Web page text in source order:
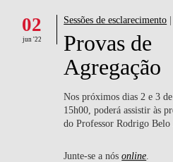
DOCENTES E INVESTIGAÇÃO
COMUNIDADE
LIFE AT NOVA SBE
02
jun '22
Sessões de esclarecimento
Provas de
Agregação
Nos próximos dias 2 e 3
15h00, poderá assistir às
do Professor Rodrigo Belo .
Junte-se a nósonline